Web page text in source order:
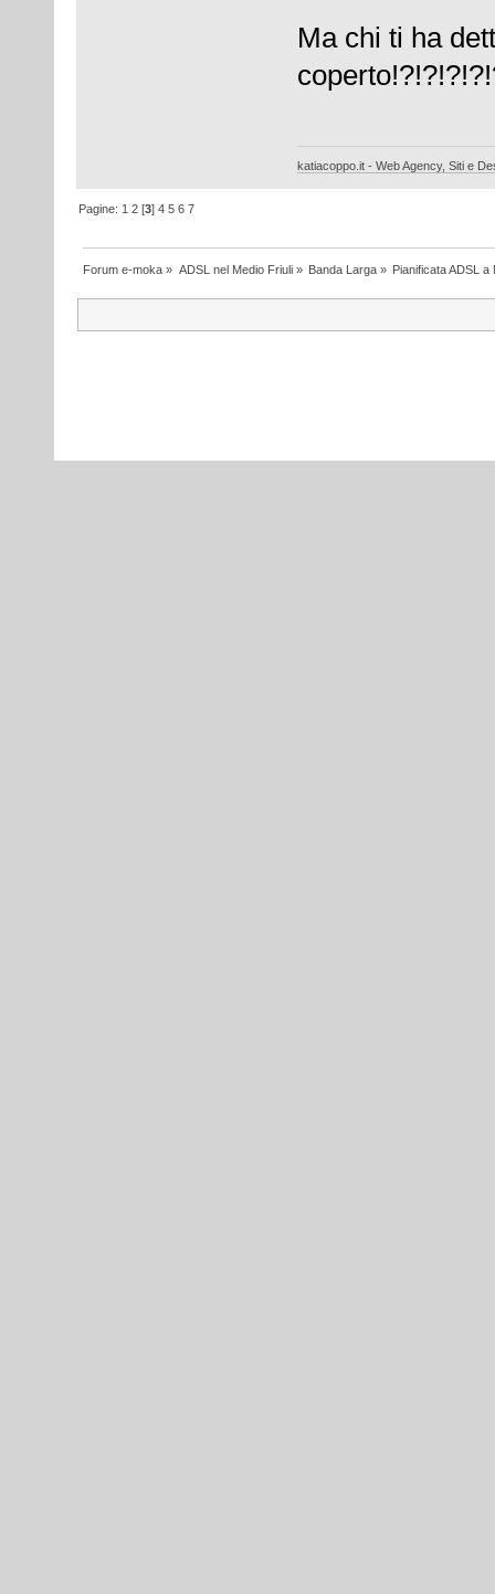
Ma chi ti ha
katiacoppo.it - Web Agency, Siti e
Pagine:1 2 [3]4 5 6 7
Forum e-moka » ADSL nel Medio Friuli» Banda Larga» Pianificata ADSL